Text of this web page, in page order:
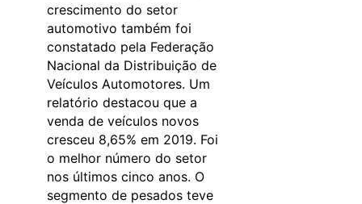
crescimento do setor
automotivo também foi
constatado pela Federação
Nacional da Distribuição de
Veículos Automotores. Um
relatório destacou que a
venda de veículos novos
cresceu 8,65% em 2019. Foi
o melhor número do setor
nos últimos cinco anos. O
segmento de pesados teve